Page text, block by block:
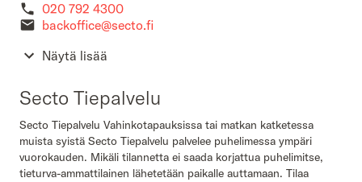
020 792 4300
backoffice@secto.fi
Näytä lisää
Secto Tiepalvelu
Secto Tiepalvelu Vahinkotapauksissa tai matkan katketessa
muista syistä Secto Tiepalvelu palvelee puhelimessa ympäri
vuorokauden. Mikäli tilannetta ei saada korjattua puhelimitse,
tieturva-ammattilainen lähetetään paikalle auttamaan. Tilaa